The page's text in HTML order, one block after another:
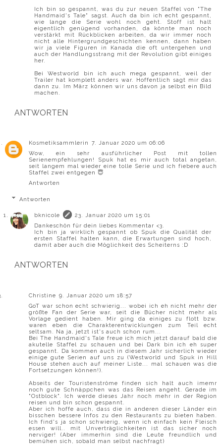
Ich bin so gespannt, was du zur neuen Staffel von "The
Handmaid's Tale" sagst. Auch da bin ich echt gespannt,
wie lange die Serie wohl noch geht. Stoff ist halt
eigentlich genügend vorhanden, da könnte man noch
verstärkt mit Rückblicken arbeiten, da wir immer noch
nicht alle Hintergrundgeschichten kennen, dann haben
wir ja viele Figuren in Kanada die oft untergehen und
auch der Handlungsstrang mit der Revolution gibt einiges
her.
Bei Westworld bin ich auch mega gespannt, weil der
Trailer hat komplett anders war. Hoffentlich sagt mir das
dann zu. Im März können wir uns davon ja selbst ein Bild
machen.
ANTWORTEN
Kosmetiksammlerin
7. Januar 2020 um 06:06
Wow, ein sehr ausführlicher Post mit tollen
Serienempfehlungen! Spuk hat es mir auch total angetan,
seit langem mal wieder eine tolle Serie und ich fiebere auch
Staffel zwei entgegen 😇
Antworten
Antworten
bknicole
23. Januar 2020 um 15:01
Dankeschön für dein liebes Kommentar <3.
Ich bin ja wirklich gespannt ob Spuk die Qualität der
ersten Staffel halten kann, die Erwartungen sind hoch,
damit aber auch die Möglichkeit des Scheiterns :D
ANTWORTEN
Christine 9. Januar 2020 um 18:57
GoT war schon echt schwierig... wobei ich eh nicht mehr der
größte Fan der Serie war, seit die Bücher nicht mehr als
Vorlage gedient haben. Mir ging da einiges zu flott bzw.
waren eben die Charakterentwicklungen zum Teil echt
seltsam. Na ja, jetzt ist's auch schon rum...
Bei The Handmaid's Tale freue ich mich jetzt darauf bald die
akutelle Staffel zu schauen und bei Dark bin ich eh super
gespannt. Da kommen auch in diesem Jahr sicherlich wieder
einige gute Serien auf uns zu (Westworld und Spuk in Hill
House stehen auch auf meiner Liste... mal schauen was die
Fortsetzungen können!).
Abseits der Touristenströme finden sich halt auch imemr
noch gute Schnäppchen was das Reisen angeht. Gerade im
"Ostblock". Ich werde dieses Jahr noch mehr in der Region
reisen und bin schon gespannt.
Aber ich hoffe auch, dass die in anderen dieser Länder ein
bisschen bessere Infos zu den Restaurants zu bieten haben.
Ich find's ja schon schwierig, wenn ich einfach kein Fleisch
essen will.. mit Unverträglichkeiten ist das sicher noch
nerviger! (Aber immerhin sind die Leute freundlich und
bemühen sich, sobald man selbst nachfragt)